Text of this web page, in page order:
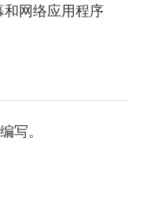
网络应用程序
写。